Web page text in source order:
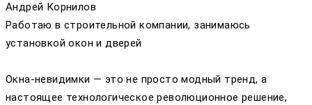
Андрей Корнилов
Работаю в строительной компании, занимаюсь
установкой окон и дверей
Окна-невидимки — это не просто модный тренд, а
настоящее технологическое революционное решение,